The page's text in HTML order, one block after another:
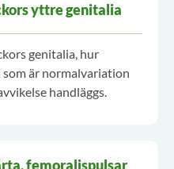
yttre genitalia
genitalia, hur
är normalvariation
handläggs.
femoralispulsar